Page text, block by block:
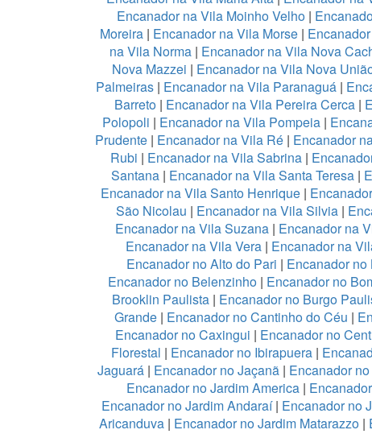
Encanador na Vila Moinho Velho |
Moreira| Encanador na Vila Morse|
na Vila Norma | Encanador na Vila Nova
Nova Mazzei | Encanador na Vila Nova
Palmeiras | Encanador na Vila Paranaguá |
Barreto| Encanador na Vila Pereira Cerca|
Polopoli | Encanador na Vila Pompeia|
Prudente| Encanador na Vila Ré| Encanador
Rubi | Encanador na Vila Sabrina |
Santana | Encanador na Vila Santa Teresa |
Encanador na Vila Santo Henrique|
São Nicolau | Encanador na Vila Silvia|
Encanador na Vila Suzana| Encanador na
Encanador na Vila Vera | Encanador na
Encanador no Alto do Pari | Encanador
Encanador no Belenzinho| Encanador no
Brooklin Paulista | Encanador no Burgo
Grande | Encanador no Cantinho do Céu |
Encanador no Caxingui | Encanador no
Florestal | Encanador no Ibirapuera |
Jaguará | Encanador no Jaçanã | Encanador
Encanador no Jardim America |
Encanador no Jardim Andaraí| Encanador no
Aricanduva| Encanador no Jardim Matarazzo|